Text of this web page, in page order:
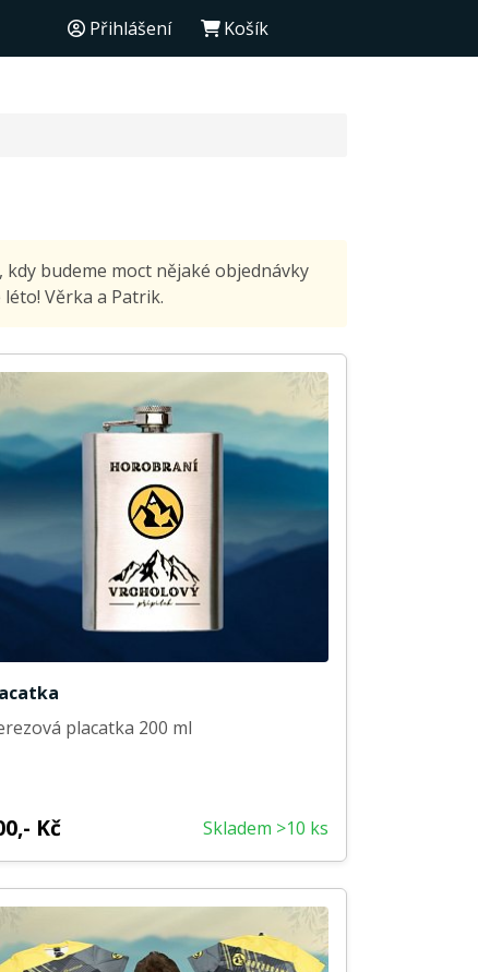
Přihlášení Košík
kdy budeme moct nějaké objednávky
Věrka a Patrik.
placatka 200 ml
Kč Skladem >10 ks